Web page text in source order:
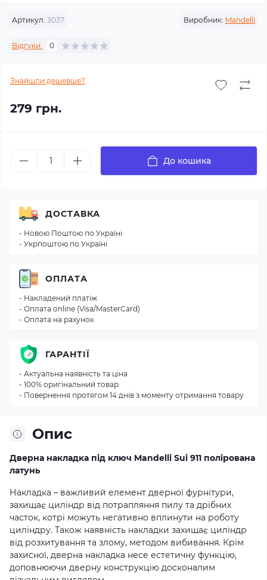
Артикул: 3037 Виробник: Mandelli
Відгуки: 0
Знайшли дешевше?
279 грн.
До кошика
Опис
Дверна накладка під ключ Mandelli Sui 911 полірована
латунь
Накладка – важливий елемент дверної фурнітури,
захищає циліндр від потрапляння пилу та дрібних
часток, котрі можуть негативно вплинути на роботу
циліндру. Також наявність накладки захищає циліндр
від розхитування та злому, методом вибивання. Крім
захисної, дверна накладка несе естетичну функцію,
доповнюючи дверну конструкцію досконалим
ДОСТАВКА
- Новою Поштою по Україні
- Укрпоштою по Україні
ОПЛАТА
- Накладений платіж
- Оплата online (Visa/MasterCard)
- Оплата на рахунок
ГАРАНТІЇ
- Актуальна наявність та ціна
- 100% оригінальний товар
- Повернення протягом 14 днів з моменту отримання товару